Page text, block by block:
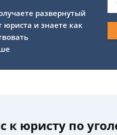
развернутый
юриста и знаете как
к юристу по